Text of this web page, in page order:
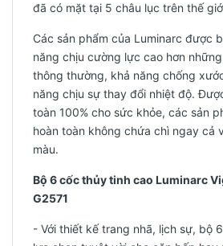
đã có mặt tại 5 châu lục trên thế
Các sản phẩm của Luminarc được
năng chịu cường lực cao hơn
thông thường, khả năng chống
năng chịu sự thay đổi nhiệt độ.
toàn 100% cho sức khỏe, các sản
hoàn toàn không chứa chì ngay cả
màu.
Bộ 6 cốc thủy tinh cao Luminarc
G2571
- Với thiết kế trang nhã, lịch sự, bộ